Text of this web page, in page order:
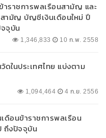
ราชการพลเรือนสามัญ และ
ามัญ บัญชีเงินเดือนใหม่ ปี
จุบัน
1,346,833 10 ก.พ. 2558
ดในประเทศไทย แบ่งตาม
1,094,464 4 ก.ย. 2556
ดือนข้าราชการพลเรือน
ถึงปัจจุบัน